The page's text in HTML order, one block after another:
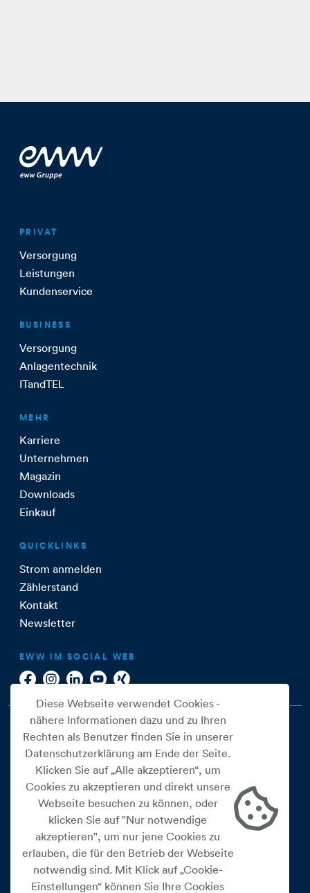
PRIVAT
Versorgung
Leistungen
Kundenservice
BUSINESS
Versorgung
Anlagentechnik
ITandTEL
MEHR
Karriere
Unternehmen
Magazin
Downloads
Einkauf
QUICKLINKS
Strom anmelden
Zählerstand
Kontakt
Newsletter
EWW IM SOCIAL WEB
Cookie Einstellungen
Datenschutz
Impressum
Widerrufsbelehrung
Diese Webseite verwendet Cookies -
nähere Informationen dazu und zu Ihren
Rechten als Benutzer finden Sie in unserer
Datenschutzerklärung am Ende der Seite.
Klicken Sie auf „Alle akzeptieren“, um
Cookies zu akzeptieren und direkt unsere
Webseite besuchen zu können, oder
klicken Sie auf "Nur notwendige
akzeptieren", um nur jene Cookies zu
erlauben, die für den Betrieb der Webseite
notwendig sind. Mit Klick auf „Cookie-
Einstellungen“ können Sie Ihre Cookies